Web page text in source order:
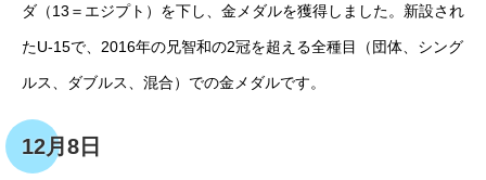
ダ（13＝エジプト）を下し、金メダルを獲得しました。新設され
たU-15で、2016年の兄智和の2冠を超える全種目（団体、シング
ルス、ダブルス、混合）での金メダルです。
12月8日